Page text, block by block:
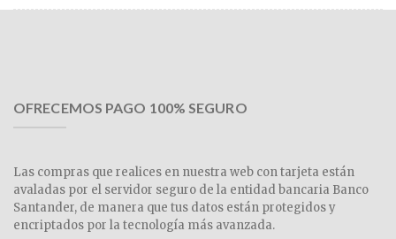
OFRECEMOS PAGO 100% SEGURO
Las compras que realices en nuestra web con tarjeta están
avaladas por el servidor seguro de la entidad bancaria Banco
Santander, de manera que tus datos están protegidos y
encriptados por la tecnología más avanzada.